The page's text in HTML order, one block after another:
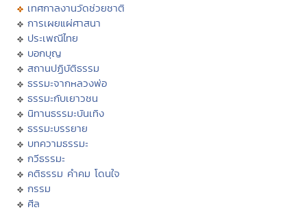
เทศกาลงานวัดช่วยชาติ
การเผยแผ่ศาสนา
ประเพณีไทย
บอกบุญ
สถานปฏิบัติธรรม
ธรรมะจากหลวงพ่อ
ธรรมะกับเยาวชน
นิทานธรรมะบันเทิง
ธรรมะบรรยาย
บทความธรรมะ
กวีธรรมะ
คติธรรม คำคม โดนใจ
กรรม
ศีล